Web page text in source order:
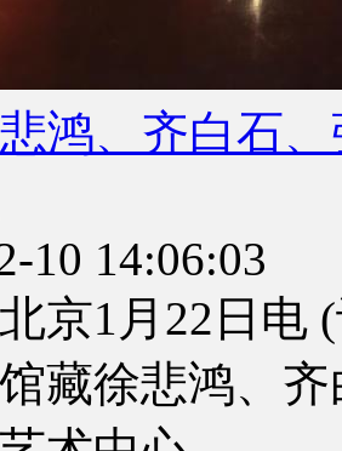
鸿、齐白石
10 14:06:03
京1月22日
藏徐悲鸿、